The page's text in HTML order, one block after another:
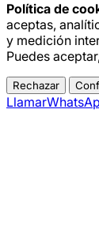
Política de
aceptas,
y medición
Puedes
Rechazar
Llamar